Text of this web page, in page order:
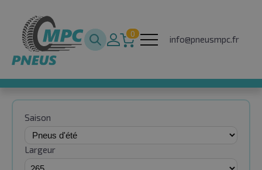
0
info@pneusmpc.fr
Saison
Largeur